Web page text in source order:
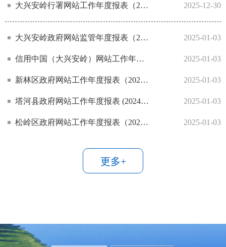
2025-12-30
大兴安岭行署网站工作年度报表（2025年度）
2025-01-03
大兴安岭政府网站监管年度报表（2024年度）
2025-01-03
信用中国（大兴安岭）网站工作年度报表（2024年度）
2025-01-03
新林区政府网站工作年度报表（2024年度）
2025-01-03
塔河县政府网站工作年度报表 (2024年度)
2025-01-03
松岭区政府网站工作年度报表（2024年度）
更多+